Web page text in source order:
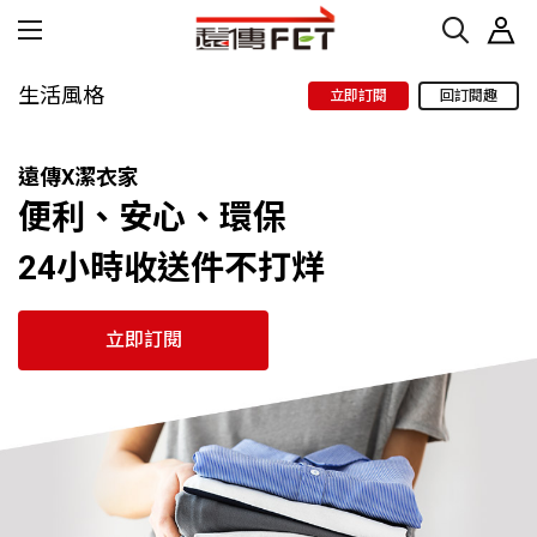
生活風格 立即訂閱 回訂閱趣
遠傳X潔衣家
便利、安心、環保
24小時收送件不打烊
立即訂閱